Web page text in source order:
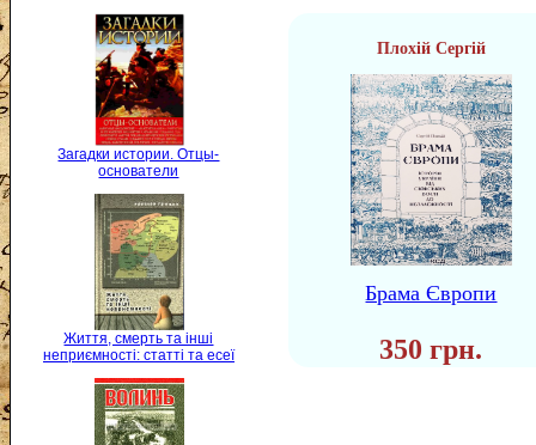
Загадки истории. Отцы-
основатели
Життя, смерть та інші
неприємності: статті та есеї
Плохій Сергій
Брама Європи
350 грн.